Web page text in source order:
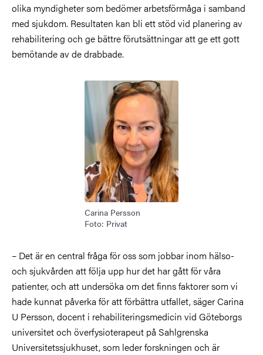
olika myndigheter som bedömer arbetsförmåga i samband
med sjukdom. Resultaten kan bli ett stöd vid planering av
rehabilitering och ge bättre förutsättningar att ge ett gott
bemötande av de drabbade.
Bild
Carina Persson
Foto: Privat
– Det är en central fråga för oss som jobbar inom hälso-
och sjukvården att följa upp hur det har gått för våra
patienter, och att undersöka om det finns faktorer som vi
hade kunnat påverka för att förbättra utfallet, säger Carina
U Persson, docent i rehabiliteringsmedicin vid Göteborgs
universitet och överfysioterapeut på Sahlgrenska
Universitetssjukhuset, som leder forskningen och är